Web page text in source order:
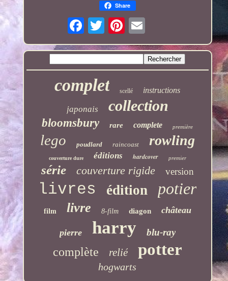
Share
complet scellé instructions
japonais collection
bloomsbury rare complete première
lego poudlard raincoast rowling
couverture dure éditions hardcover premier
série couverture rigide version
livres édition potier
film livre 8-film diagon château
pierre harry blu-ray
complète relié potter
hogwarts